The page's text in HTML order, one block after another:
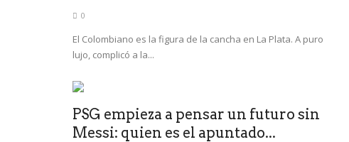
0
El Colombiano es la figura de la cancha en La Plata. A puro
lujo, complicó a la...
PSG empieza a pensar un futuro sin
Messi: quien es el apuntado...